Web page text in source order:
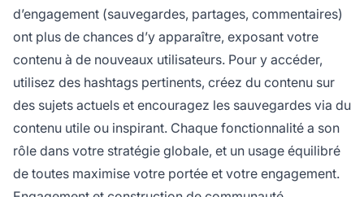
d’engagement (sauvegardes, partages, commentaires)
ont plus de chances d’y apparaître, exposant votre
contenu à de nouveaux utilisateurs. Pour y accéder,
utilisez des hashtags pertinents, créez du contenu sur
des sujets actuels et encouragez les sauvegardes via du
contenu utile ou inspirant. Chaque fonctionnalité a son
rôle dans votre stratégie globale, et un usage équilibré
de toutes maximise votre portée et votre engagement.